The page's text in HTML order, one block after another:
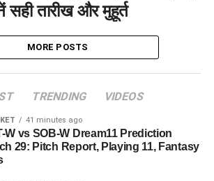
सही तारीख और मुहूर्त
MORE POSTS
TRENDING VIDEOS
41 minutes ago
W vs SOB-W Dream11 Prediction
29: Pitch Report, Playing 11, Fantasy